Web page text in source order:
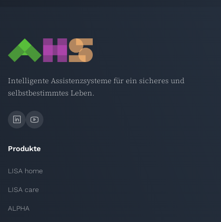
Intelligente Assistenzsysteme für ein sicheres und
selbstbestimmtes Leben.
Produkte
LISA home
LISA care
ALPHA